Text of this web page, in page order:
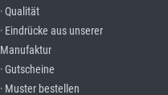
· Qualität
· Eindrücke aus unserer
Manufaktur
· Gutscheine
· Muster bestellen